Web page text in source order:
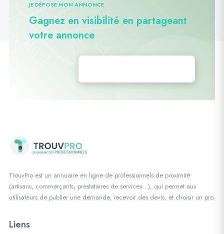
JE DÉPOSE MON ANNONCE
Gagnez en visibilité en partageant
votre annonce
TrouvPro est un annuaire en ligne de professionnels de proximité
(artisans, commerçants, prestataires de services…), qui permet aux
utilisateurs de publier une demande, recevoir des devis, et choisir un pro.
Liens